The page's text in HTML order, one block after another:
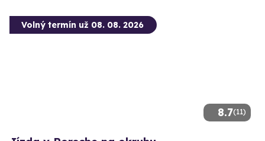
8.7(11)
Volný termín už 08. 08. 2026